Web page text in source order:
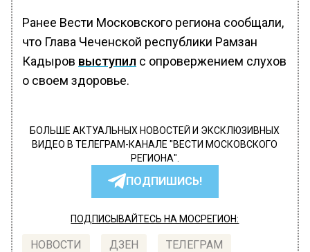
Ранее Вести Московского региона сообщали,
что Глава Чеченской республики Рамзан
Кадыров выступил с опровержением слухов
о своем здоровье.
БОЛЬШЕ АКТУАЛЬНЫХ НОВОСТЕЙ И ЭКСКЛЮЗИВНЫХ
ВИДЕО В ТЕЛЕГРАМ-КАНАЛЕ "ВЕСТИ МОСКОВСКОГО
РЕГИОНА".
ПОДПИШИСЬ!
ПОДПИСЫВАЙТЕСЬ НА МОСРЕГИОН:
НОВОСТИ ДЗЕН ТЕЛЕГРАМ